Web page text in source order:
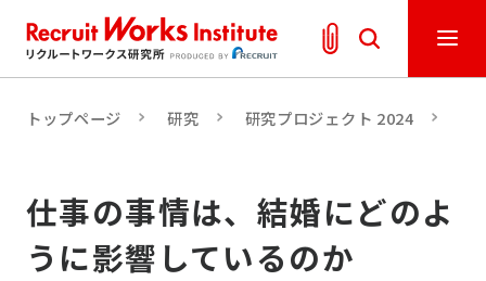
トップページ 研究 研究プロジェクト 2024
仕事の事情は、結婚にどのよ
うに影響しているのか